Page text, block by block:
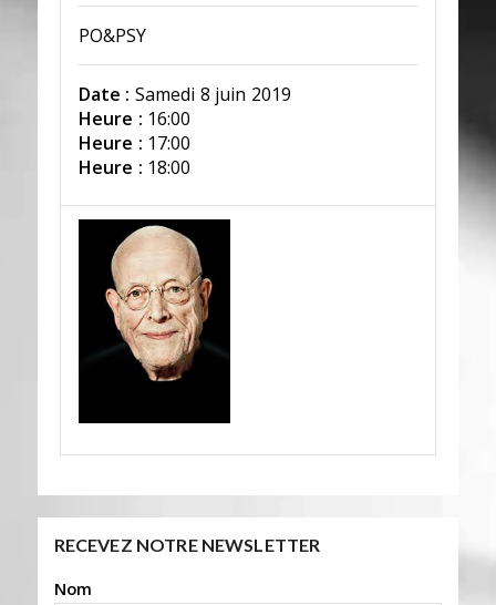
PO&PSY
Date : Samedi 8 juin 2019
Heure : 16:00
Heure : 17:00
Heure : 18:00
RECEVEZ NOTRE NEWSLETTER
Nom